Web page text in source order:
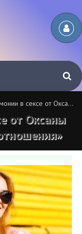
Ефремовой - «Семейные отношения»
от Оксаны